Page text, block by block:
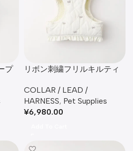
プ
リボン刺繍フリルキルティ
SET【名入れ刺繍対応】
COLLAR / LEAD /
HARNESS, Pet Supplies
¥6,980.00